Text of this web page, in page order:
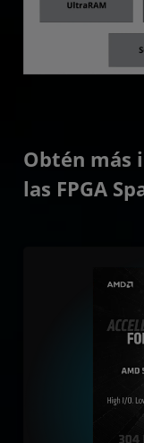
Obtén más
las FPGA